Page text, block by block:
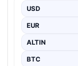
Dijital
USD
EUR
ALTIN
BTC